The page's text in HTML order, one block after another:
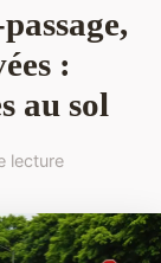
:
au sol
lecture